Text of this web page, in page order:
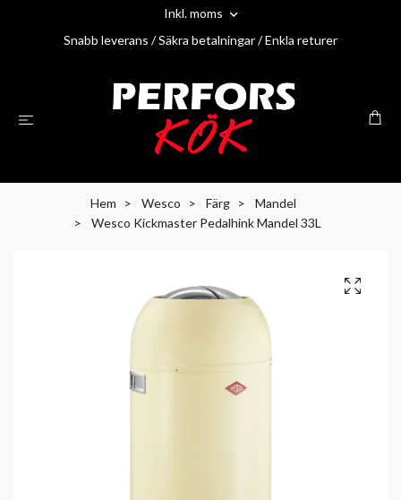
Inkl. moms
Snabb leverans / Säkra betalningar / Enkla returer
Hem Wesco Färg
Mandel
Wesco Kickmaster Pedalhink Mandel 33L